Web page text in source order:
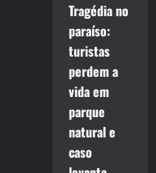
Tragédia no
paraíso:
turistas
perdem a
vida em
parque
natural e
caso